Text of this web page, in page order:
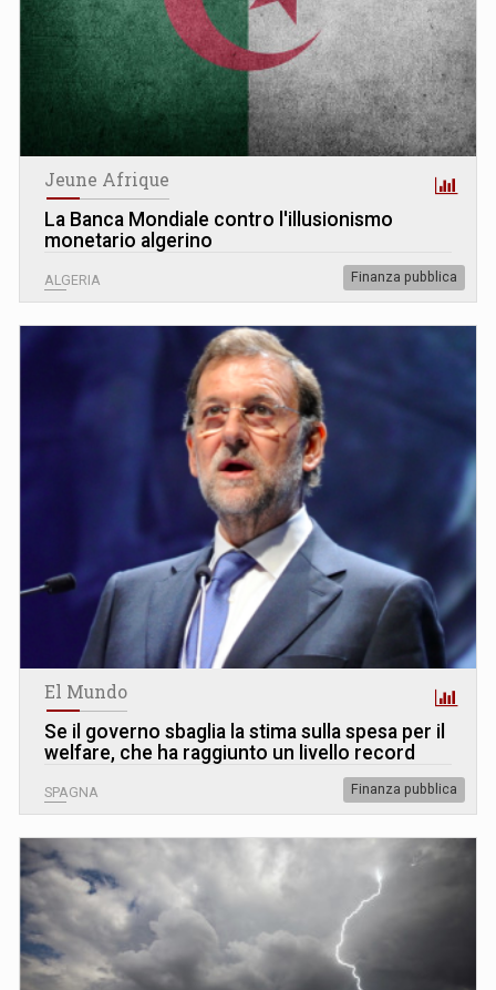
Jeune Afrique
La Banca Mondiale contro l'illusionismo
monetario algerino
ALGERIA Finanza pubblica
El Mundo
Se il governo sbaglia la stima sulla spesa per il
welfare, che ha raggiunto un livello record
SPAGNA Finanza pubblica